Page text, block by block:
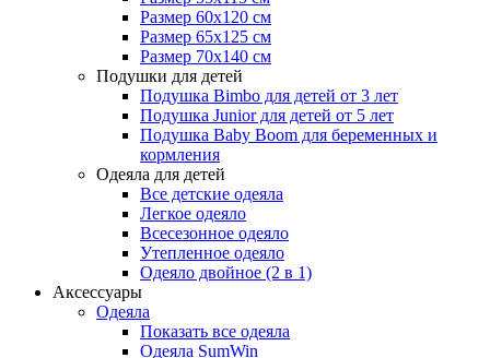
Размер 60x120 см
Размер 65x125 см
Размер 70x140 см
Подушки для детей
Подушка Bimbo для детей от 3 лет
Подушка Junior для детей от 5 лет
Подушка Baby Boom для беременных и
кормления
Одеяла для детей
Все детские одеяла
Легкое одеяло
Всесезонное одеяло
Утепленное одеяло
Одеяло двойное (2 в 1)
Аксессуары
Одеяла
Показать все одеяла
Одеяла SumWin